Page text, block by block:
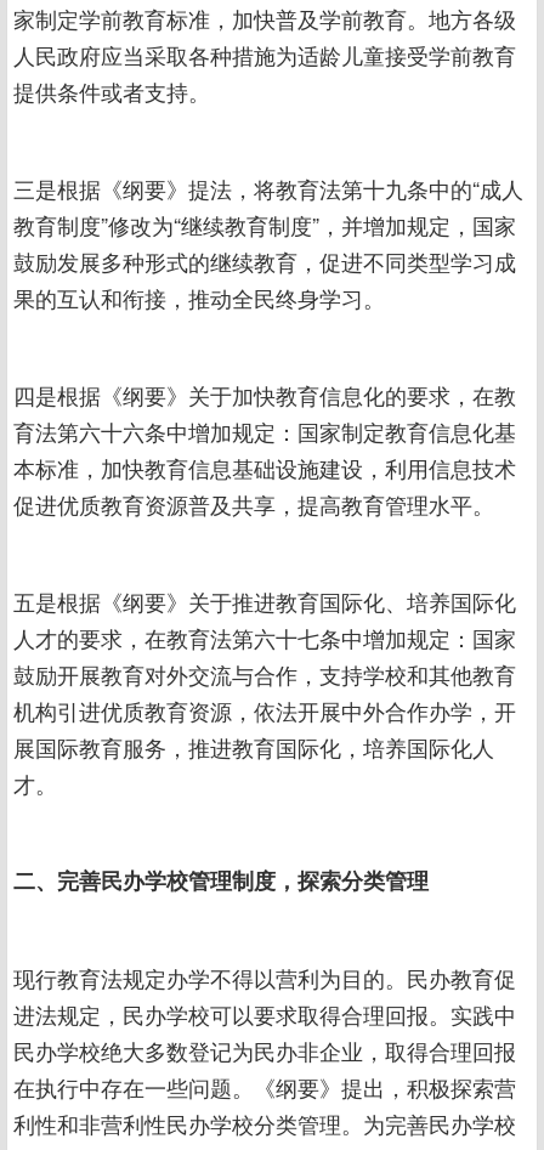
家制定学前教育标准，加快普及学前教育。地方各级
人民政府应当采取各种措施为适龄儿童接受学前教育
提供条件或者支持。
三是根据《纲要》提法，将教育法第十九条中的“成人
教育制度”修改为“继续教育制度”，并增加规定，国家
鼓励发展多种形式的继续教育，促进不同类型学习成
果的互认和衔接，推动全民终身学习。
四是根据《纲要》关于加快教育信息化的要求，在教
育法第六十六条中增加规定：国家制定教育信息化基
本标准，加快教育信息基础设施建设，利用信息技术
促进优质教育资源普及共享，提高教育管理水平。
五是根据《纲要》关于推进教育国际化、培养国际化
人才的要求，在教育法第六十七条中增加规定：国家
鼓励开展教育对外交流与合作，支持学校和其他教育
机构引进优质教育资源，依法开展中外合作办学，开
展国际教育服务，推进教育国际化，培养国际化人
才。
二、完善民办学校管理制度，探索分类管理
现行教育法规定办学不得以营利为目的。民办教育促
进法规定，民办学校可以要求取得合理回报。实践中
民办学校绝大多数登记为民办非企业，取得合理回报
在执行中存在一些问题。《纲要》提出，积极探索营
利性和非营利性民办学校分类管理。为完善民办学校